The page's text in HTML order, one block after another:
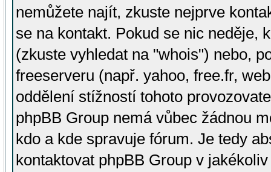
nemůžete najít, zkuste nejprve
se na kontakt. Pokud se nic neděje,
(zkuste vyhledat na "whois") nebo,
freeserveru (např. yahoo, free.fr,
oddělení stížností tohoto
phpBB Group nemá vůbec žádnou
kdo a kde spravuje fórum. Je tedy
kontaktovat phpBB Group v